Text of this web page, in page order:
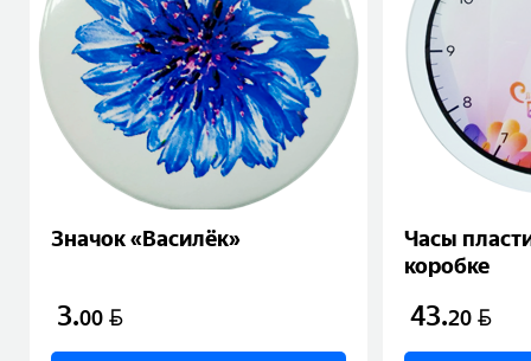
Значок «Василёк»
3.00 BYN
Часы
коробке
43.20 BYN